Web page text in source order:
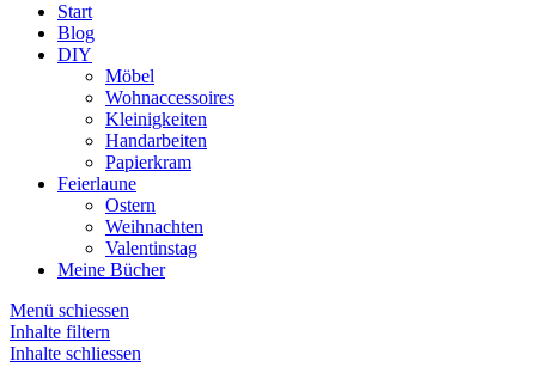
Start
Blog
DIY
Möbel
Wohnaccessoires
Kleinigkeiten
Handarbeiten
Papierkram
Feierlaune
Ostern
Weihnachten
Valentinstag
Meine Bücher
Menü schiessen
Inhalte filtern
Inhalte schliessen